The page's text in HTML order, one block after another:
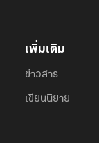
เพิ่มเติม
ข่าวสาร
เขียนนิยาย